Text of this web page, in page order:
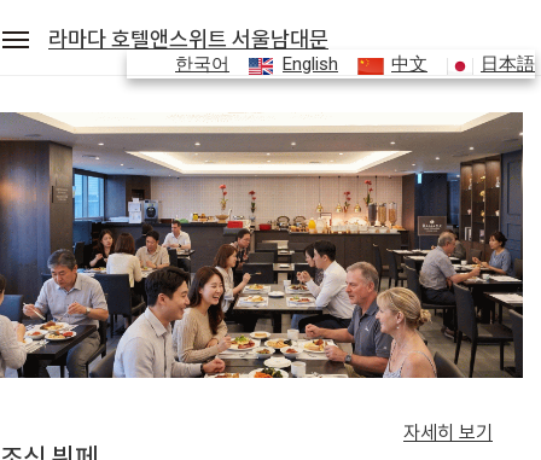
라마다 호텔앤스위트 서울남대문
한국어 English 中文 日本語
세안호텔그룹 예약조회 로그인 회원가입
라마다 호텔앤스위트 서울남대문
객실
레스토랑
자세히 보기